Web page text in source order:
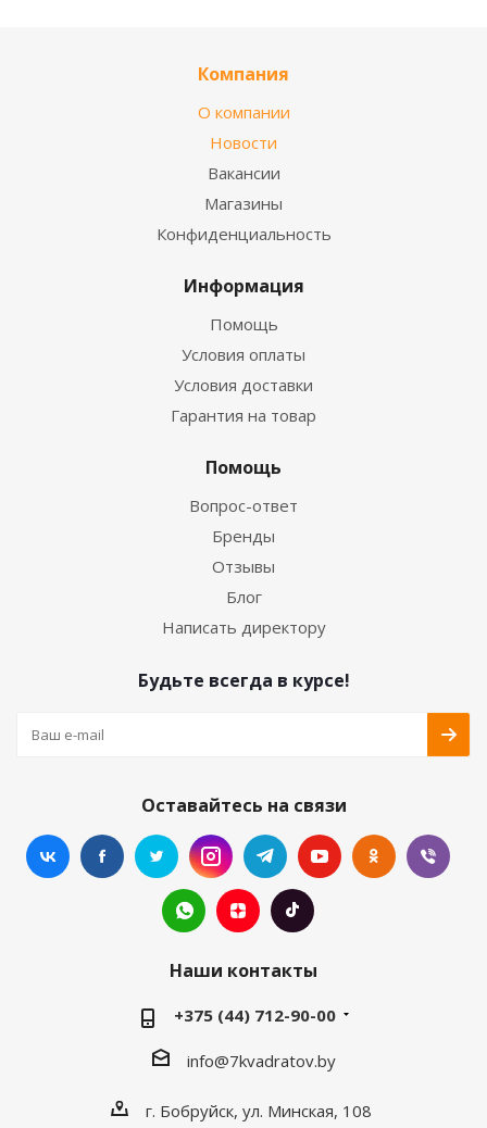
Компания
О компании
Новости
Вакансии
Магазины
Конфиденциальность
Информация
Помощь
Условия оплаты
Условия доставки
Гарантия на товар
Помощь
Вопрос-ответ
Бренды
Отзывы
Блог
Написать директору
Будьте всегда в курсе!
Оставайтесь на связи
Наши контакты
+375 (44) 712-90-00
info@7kvadratov.by
г. Бобруйск, ул. Минская, 108